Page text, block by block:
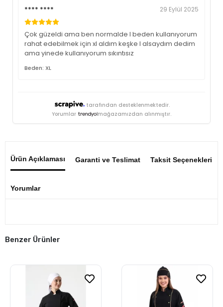
**** **** 29 Eylül 2025
Çok güzeldi ama ben normalde l beden kullanıyorum
rahat edebilmek için xl aldım keşke l alsaydım dedim
ama yinede kullanıyorum sıkıntısız
Beden: XL
tarafından desteklenmektedir.
Yorumlar
mağazamızdan alınmıştır.
Ürün Açıklaması Garanti ve Teslimat Taksit Seçenekleri
Yorumlar
Benzer Ürünler